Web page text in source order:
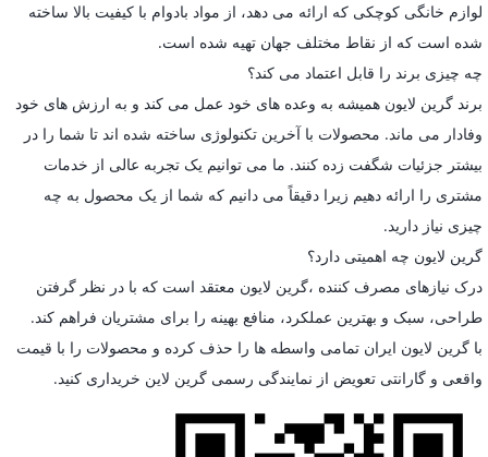
لوازم خانگی کوچکی که ارائه می دهد، از مواد بادوام با کیفیت بالا ساخته
شده است که از نقاط مختلف جهان تهیه شده است.
چه چیزی برند را قابل اعتماد می کند؟
برند گرین لایون همیشه به وعده های خود عمل می کند و به ارزش های خود
وفادار می ماند. محصولات با آخرین تکنولوژی ساخته شده اند تا شما را در
بیشتر جزئیات شگفت زده کنند. ما می توانیم یک تجربه عالی از خدمات
مشتری را ارائه دهیم زیرا دقیقاً می دانیم که شما از یک محصول به چه
چیزی نیاز دارید.
گرین لایون چه اهمیتی دارد؟
درک نیازهای مصرف کننده ،گرین لایون معتقد است که با در نظر گرفتن
طراحی، سبک و بهترین عملکرد، منافع بهینه را برای مشتریان فراهم کند.
با گرین لایون ایران تمامی واسطه ها را حذف کرده و محصولات را با قیمت
واقعی و گارانتی تعویض از نمایندگی رسمی گرین لاین خریداری کنید.